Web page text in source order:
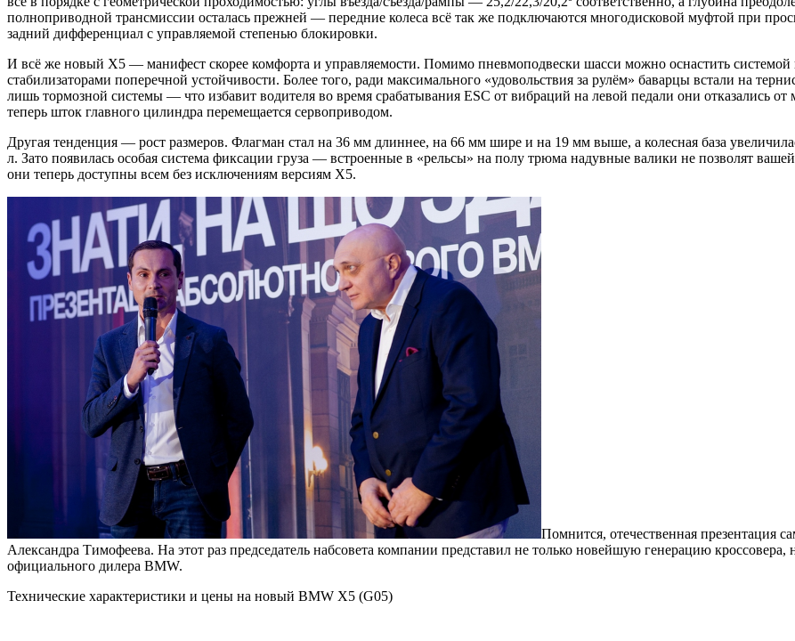
полноприводной трансмиссии осталась прежней — передние колеса всё так же подключаются многодисковой муфтой при
задний дифференциал с управляемой степенью блокировки.
И всё же новый Х5 — манифест скорее комфорта и управляемости. Помимо пневмоподвески шасси можно оснастить системой
стабилизаторами поперечной устойчивости. Более того, ради максимального «удовольствия за рулём» баварцы встали на
лишь тормозной системы — что избавит водителя во время срабатывания ESC от вибраций на левой педали они отказались
теперь шток главного цилиндра перемещается сервоприводом.
Другая тенденция — рост размеров. Флагман стал на 36 мм длиннее, на 66 мм шире и на 19 мм выше, а колесная база
л. Зато появилась особая система фиксации груза — встроенные в «рельсы» на полу трюма надувные валики не позволят
они теперь доступны всем без исключениям версиям Х5.
Помнится, отечественная презентация
Александра Тимофеева. На этот раз председатель набсовета компании представил не только новейшую генерацию
официального дилера BMW.
Технические характеристики и цены на новый BMW X5 (G05)